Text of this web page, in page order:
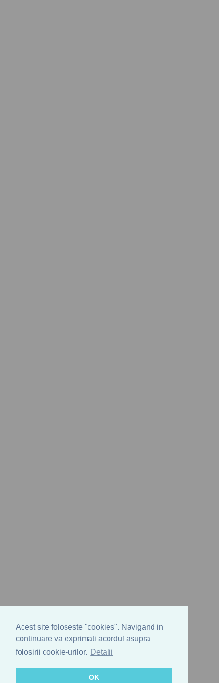
Acest site foloseste "cookies". Navigand in
continuare va exprimati acordul asupra
folosirii cookie-urilor.
Detalii
OK